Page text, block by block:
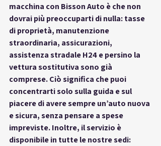
macchina con Bisson Auto è che non
dovrai più preoccuparti di nulla: tasse
di proprietà, manutenzione
straordinaria, assicurazioni,
assistenza stradale H24 e persino la
vettura sostitutiva sono già
comprese. Ciò significa che puoi
concentrarti solo sulla guida e sul
piacere di avere sempre un’auto nuova
e sicura, senza pensare a spese
impreviste. Inoltre, il servizio è
disponibile in tutte le nostre sedi: